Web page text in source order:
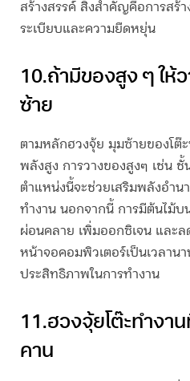
สร้างสรรค์ สิ่งสำคัญคือการสร้
ระเบียบและความยืดหยุ่น
10.ถ้ามีของสูง ๆ ให้
ซ้าย
ตามหลักฮวงจุ้ย มุมซ้ายของโต๊
พลังสูง การวางของสูงๆ เช่น ชั้
ตำแหน่งนี้จะช่วยเสริมพลังอำน
ทำงาน นอกจากนี้ การมีต้นไม้บ
ผ่อนคลาย เพิ่มออกซิเจน และล
หน้าจอคอมพิวเตอร์เป็นเวลาน
ประสิทธิภาพในการทำงาน
11.ฮวงจุ้ยโต๊ะทำงา
คาน